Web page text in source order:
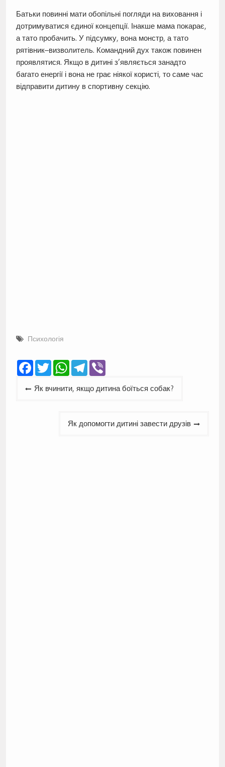
Батьки повинні мати обопільні погляди на виховання і
дотримуватися єдиної концепції. Інакше мама покарає,
а тато пробачить. У підсумку, вона монстр, а тато
рятівник–визволитель. Командний дух також повинен
проявлятися. Якщо в дитині з’являється занадто
багато енергії і вона не грає ніякої користі, то саме час
відправити дитину в спортивну секцію.
Психологія
Facebook
TwitterWhatsApp
Telegram
Viber
Навігація
Як вчинити, якщо дитина боїться собак?
Як допомогти дитині завести друзів